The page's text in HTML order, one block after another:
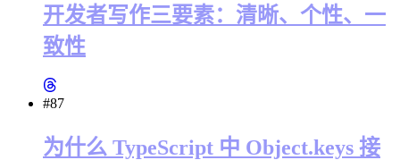
开发者写作三要素：清晰、个性、一
致性
#87
为什么 TypeScript 中 Object.keys 接